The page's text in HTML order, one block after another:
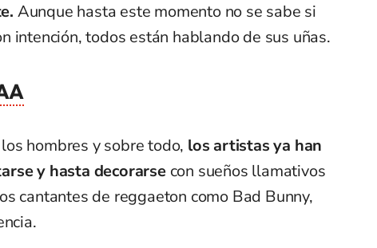
Aunque hasta este momento no se sabe si
intención, todos están hablando de sus uñas.
hombres y sobre todo, los artistas ya han
y hasta decorarsecon sueños llamativos
cantantes de reggaeton como Bad Bunny,